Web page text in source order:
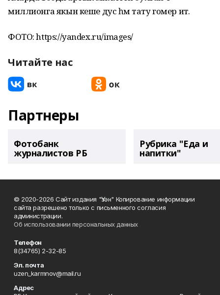
миллионга якын кеше дус һәм тату гомер итә.
ФОТО: https://yandex.ru/images/
Читайте нас
Партнеры
Фотобанк
журналистов РБ
Рубрика "Еда и
напитки"
© 2020-2026 Сайт издания "Үзән" Копирование информации
сайта разрешено только с письменного согласия
администрации.
Об использовании персональных данных
Телефон
8(34765) 2-32-85
Эл. почта
uzen_karmnov@mail.ru
Адрес